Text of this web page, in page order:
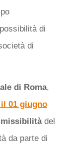
di
di
di Roma,
il 01 giugno
del
da parte di